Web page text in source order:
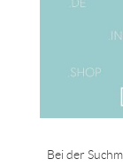
Bei der